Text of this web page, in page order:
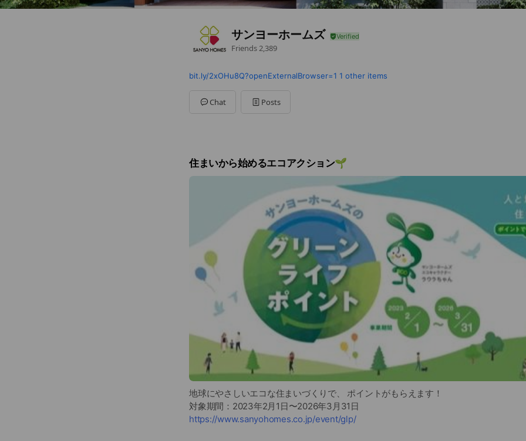
サンヨーホームズ
Friends 2,389
bit.ly/2xOHu8Q?openExternalBrowser=1 1 other items
Chat Posts
住まいから始めるエコアクション🌱
地球にやさしいエコな住まいづくりで、 ポイントがもらえます！
対象期間：2023年2月1日〜2026年3月31日
https://www.sanyohomes.co.jp/event/glp/